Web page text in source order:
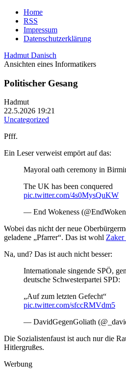
Home
RSS
Impressum
Datenschutzerklärung
Hadmut Danisch
Ansichten eines Informatikers
Politischer Gesang
Hadmut
22.5.2026 19:21
Uncategorized
Pfff.
Ein Leser verweist empört auf das:
Mayoral oath ceremony in
The UK has been conquered
pic.twitter.com/4s0MysQuKW
— End Wokeness
Wobei das nicht der neue
geladene „Pfarrer“. Das ist wohl Zaker
Na, und? Das ist auch nicht besser:
Internationale singende SPÖ,
deutsche Schwesterpartei SPD:
„Auf zum letzten Gefecht“
pic.twitter.com/sfccRMVdm5
— DavidGegenGoliath
Die Sozialistenfaust ist auch nur die
Hitlergrußes.
Werbung